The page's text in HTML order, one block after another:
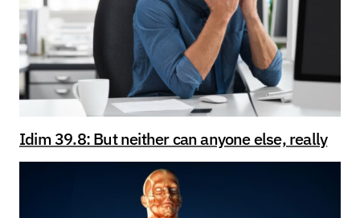
Idim 39.8: But neither can anyone else, really